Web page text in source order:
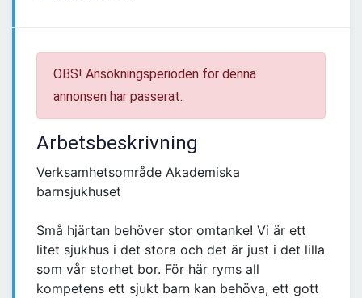
OBS! Ansökningsperioden för denna
annonsen har passerat.
Arbetsbeskrivning
Verksamhetsområde Akademiska
barnsjukhuset
Små hjärtan behöver stor omtanke! Vi är ett
litet sjukhus i det stora och det är just i det lilla
som vår storhet bor. För här ryms all
kompetens ett sjukt barn kan behöva, ett gott